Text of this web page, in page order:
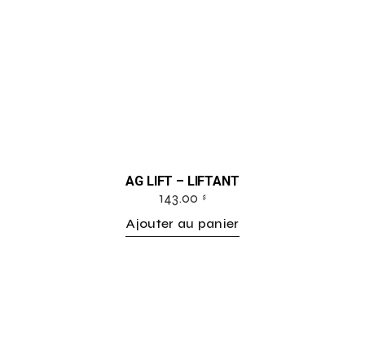
AG LIFT – LIFTANT
143.00 $
Ajouter au panier